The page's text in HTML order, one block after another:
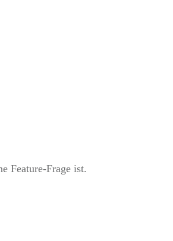
Feature-Frage ist.